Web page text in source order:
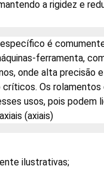
a rigidez e
é
ferramenta,
onde alta precisão
Os rolamentos
usos, pois podem
(axiais)
ilustrativas;